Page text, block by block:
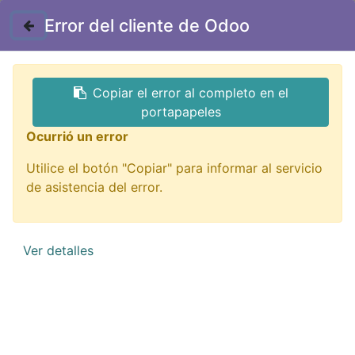
Contáctenos
Impresión 3D
Error del cliente de Odoo
Copiar el error al completo en el
portapapeles
Ocurrió un error
Utilice el botón "Copiar" para informar al servicio
de asistencia del error.
Ver detalles